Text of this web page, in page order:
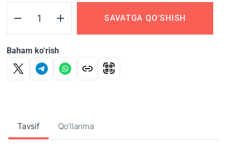
SAVATGA QO‘SHISH
Baham ko‘rish
Tavsif Qo‘llanma